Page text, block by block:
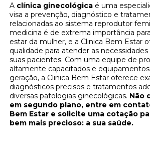
A clínica ginecológica é uma
visa a prevenção, diagnóstico e
relacionadas ao sistema reprodutor
medicina é de extrema importância
estar da mulher, e a Clinica Bem Estar
qualidade para atender as
suas pacientes. Com uma equipe de
altamente capacitados e
geração, a Clinica Bem Estar oferece
diagnósticos precisos e tratamentos
diversas patologias ginecológicas. Não
em segundo plano, entre em
Bem Estar e solicite uma cotação
bem mais precioso: a sua saúde.